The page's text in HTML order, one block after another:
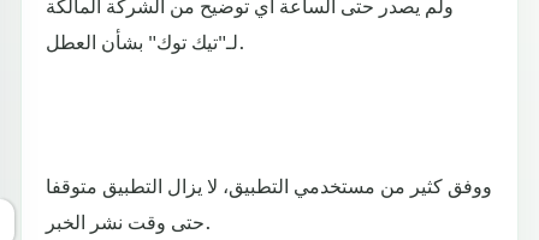
لـ"تيك توك" بشأن العطل.
ووفق كثير من مستخدمي التطبيق، لا يزال التطبيق متوقفا
حتى وقت نشر الخبر.